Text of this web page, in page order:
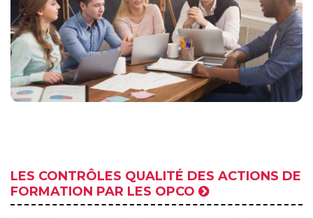
LES CONTRÔLES QUALITÉ DES ACTIONS DE
FORMATION PAR LES OPCO